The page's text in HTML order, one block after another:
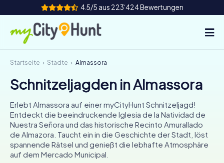
4.5/5 aus 223‘424 Bewertungen
So funktioniert's
Städte
Touren
Teamevent
Tickets
Startseite Städte Almassora
Schnitzeljagden in Almassora
Erlebt Almassora auf einer myCityHunt Schnitzeljagd!
Entdeckt die beeindruckende Iglesia de la Natividad de
Nuestra Señora und das historische Recinto Amurallado
de Almazora. Taucht ein in die Geschichte der Stadt, löst
spannende Rätsel und genießt die lebhafte Atmosphäre
auf dem Mercado Municipal.